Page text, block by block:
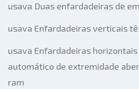
usava Duas enfardadeiras de
usava Enfardadeiras verticais
usava Enfardadeiras
automático de extremidade
ram